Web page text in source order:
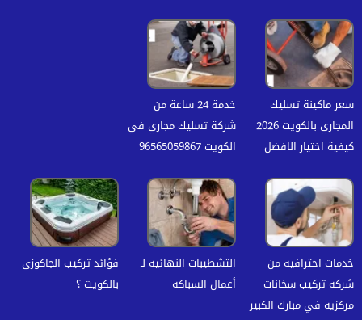
سعر ماكينة تسليك
المجاري بالكويت 2026
كيفية اختيار الافضل
خدمة 24 ساعة من
شركة تسليك مجاري في
الكويت 96565059867
خدمات احترافية من
شركة تركيب سخانات
مركزية في مبارك الكبير‏
التشطيبات النهائية لـ
أعمال السباكة
فؤائد تركيب الجاكوزى
بالكويت ؟